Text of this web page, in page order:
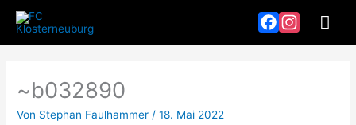
Inhalt
springen
Facebook
Instagram
~b032890
Von Stephan Faulhammer /18. Mai 2022